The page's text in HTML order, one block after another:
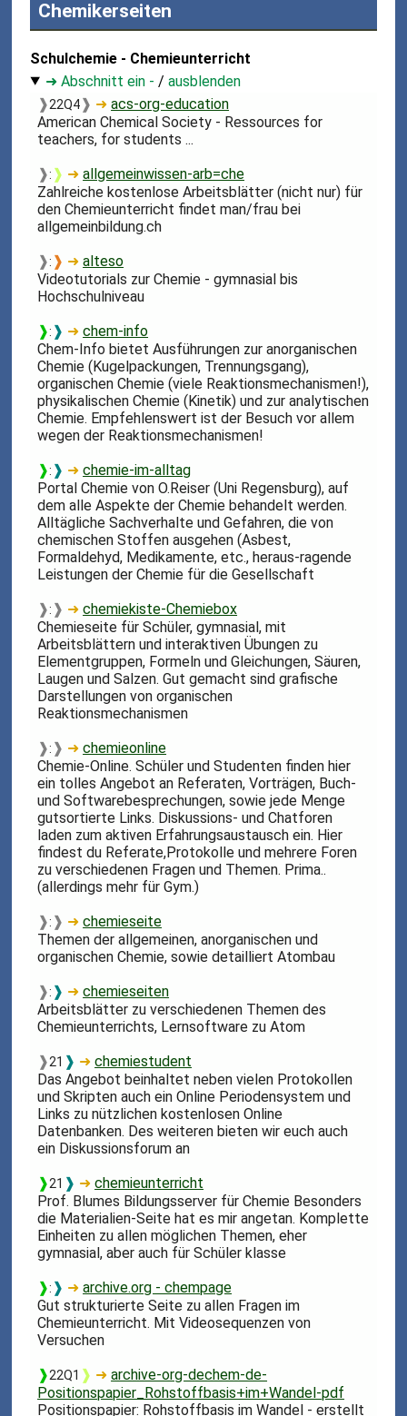
Chemikerseiten
Schulchemie - Chemieunterricht
➜ Abschnitt ein - /ausblenden
❱22Q4❱ ➜acs-org-education
American Chemical Society - Ressources for
teachers, for students ...
❱: ❱ ➜allgemeinwissen-arb=che
Zahlreiche kostenlose Arbeitsblätter (nicht nur) für
den Chemieunterricht findet man/frau bei
allgemeinbildung.ch
❱: ❱ ➜alteso
Videotutorials zur Chemie - gymnasial bis
Hochschulniveau
❱: ❱ ➜chem-info
Chem-Info bietet Ausführungen zur anorganischen
Chemie (Kugelpackungen, Trennungsgang),
organischen Chemie (viele Reaktionsmechanismen!),
physikalischen Chemie (Kinetik) und zur analytischen
Chemie. Empfehlenswert ist der Besuch vor allem
wegen der Reaktionsmechanismen!
❱: ❱ ➜chemie-im-alltag
Portal Chemie von O.Reiser (Uni Regensburg), auf
dem alle Aspekte der Chemie behandelt werden.
Alltägliche Sachverhalte und Gefahren, die von
chemischen Stoffen ausgehen (Asbest,
Formaldehyd, Medikamente, etc., heraus-ragende
Leistungen der Chemie für die Gesellschaft
❱: ❱ ➜chemiekiste-Chemiebox
Chemieseite für Schüler, gymnasial, mit
Arbeitsblättern und interaktiven Übungen zu
Elementgruppen, Formeln und Gleichungen, Säuren,
Laugen und Salzen. Gut gemacht sind grafische
Darstellungen von organischen
Reaktionsmechanismen
❱: ❱ ➜chemieonline
Chemie-Online. Schüler und Studenten finden hier
ein tolles Angebot an Referaten, Vorträgen, Buch-
und Softwarebesprechungen, sowie jede Menge
gutsortierte Links. Diskussions- und Chatforen
laden zum aktiven Erfahrungsaustausch ein. Hier
findest du Referate,Protokolle und mehrere Foren
zu verschiedenen Fragen und Themen. Prima..
(allerdings mehr für Gym.)
❱: ❱ ➜chemieseite
Themen der allgemeinen, anorganischen und
organischen Chemie, sowie detailliert Atombau
❱: ❱ ➜chemieseiten
Arbeitsblätter zu verschiedenen Themen des
Chemieunterrichts, Lernsoftware zu Atom
❱21 ❱ ➜chemiestudent
Das Angebot beinhaltet neben vielen Protokollen
und Skripten auch ein Online Periodensystem und
Links zu nützlichen kostenlosen Online
Datenbanken. Des weiteren bieten wir euch auch
ein Diskussionsforum an
❱21 ❱ ➜chemieunterricht
Prof. Blumes Bildungsserver für Chemie Besonders
die Materialien-Seite hat es mir angetan. Komplette
Einheiten zu allen möglichen Themen, eher
gymnasial, aber auch für Schüler klasse
❱: ❱ ➜archive.org - chempage
Gut strukturierte Seite zu allen Fragen im
Chemieunterricht. Mit Videosequenzen von
Versuchen
❱22Q1 ❱ ➜archive-org-dechem-de-
Positionspapier_Rohstoffbasis+im+Wandel-pdf
Positionspapier: Rohstoffbasis im Wandel - erstellt